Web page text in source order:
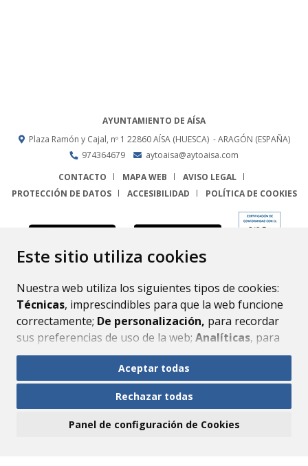
Este sitio utiliza cookies
Nuestra web utiliza los siguientes tipos de cookies:
Técnicas, imprescindibles para que la web funcione
correctamente; De personalización, para recordar
sus preferencias de uso de la web; Analíticas, para
mejorar el funcionamiento de la web y sus servicios.
Si acepta pulsando el botón“Aceptar todas”
consideramos que acepta su uso. Si pulsa el botón
ninguna acción, se guardarán las cookies técnicas
Aceptar todas
Rechazar todas
Panel de configuración de Cookies
AYUNTAMIENTO DE AÍSA
Plaza Ramón y Cajal, nº 1 22860 AÍSA (HUESCA) - ARAGÓN (ESPAÑA)
974364679
aytoaisa@aytoaisa.com
CONTACTO
MAPA WEB
AVISO LEGAL
PROTECCIÓN DE DATOS
ACCESIBILIDAD POLÍTICA DE COOKIES